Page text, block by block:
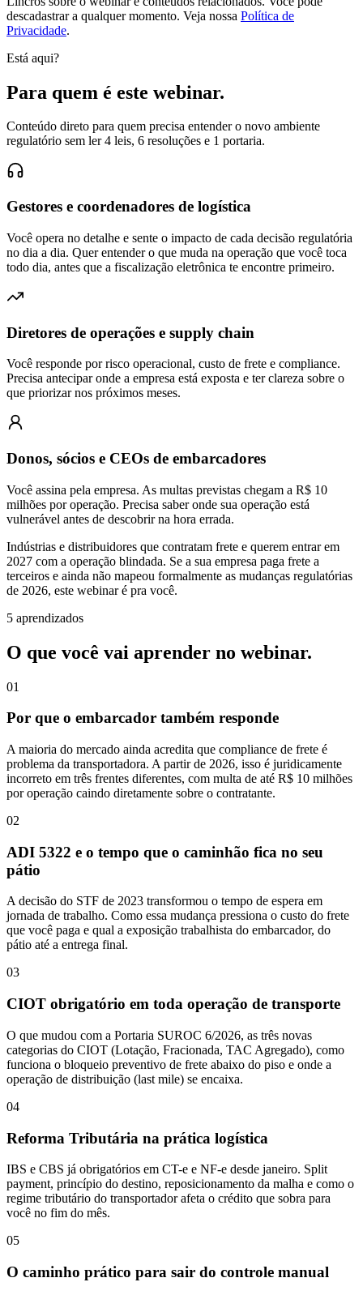
descadastrar a qualquer momento. Veja nossa Política de
Privacidade.
Está aqui?
Para quem é este webinar.
Conteúdo direto para quem precisa entender o novo ambiente
regulatório sem ler 4 leis, 6 resoluções e 1 portaria.
Gestores e coordenadores de logística
Você opera no detalhe e sente o impacto de cada decisão regulatória
no dia a dia. Quer entender o que muda na operação que você toca
todo dia, antes que a fiscalização eletrônica te encontre primeiro.
Diretores de operações e supply chain
Você responde por risco operacional, custo de frete e compliance.
Precisa antecipar onde a empresa está exposta e ter clareza sobre o
que priorizar nos próximos meses.
Donos, sócios e CEOs de embarcadores
Você assina pela empresa. As multas previstas chegam a R$ 10
milhões por operação. Precisa saber onde sua operação está
vulnerável antes de descobrir na hora errada.
Indústrias e distribuidores que contratam frete e querem entrar em
2027 com a operação blindada. Se a sua empresa paga frete a
terceiros e ainda não mapeou formalmente as mudanças regulatórias
de 2026, este webinar é pra você.
5 aprendizados
O que você vai aprender no webinar.
01
Por que o embarcador também responde
A maioria do mercado ainda acredita que compliance de frete é
problema da transportadora. A partir de 2026, isso é juridicamente
incorreto em três frentes diferentes, com multa de até R$ 10 milhões
por operação caindo diretamente sobre o contratante.
02
ADI 5322 e o tempo que o caminhão fica no seu
pátio
A decisão do STF de 2023 transformou o tempo de espera em
jornada de trabalho. Como essa mudança pressiona o custo do frete
que você paga e qual a exposição trabalhista do embarcador, do
pátio até a entrega final.
03
CIOT obrigatório em toda operação de transporte
O que mudou com a Portaria SUROC 6/2026, as três novas
categorias do CIOT (Lotação, Fracionada, TAC Agregado), como
funciona o bloqueio preventivo de frete abaixo do piso e onde a
operação de distribuição (last mile) se encaixa.
04
Reforma Tributária na prática logística
IBS e CBS já obrigatórios em CT-e e NF-e desde janeiro. Split
payment, princípio do destino, reposicionamento da malha e como o
regime tributário do transportador afeta o crédito que sobra para
você no fim do mês.
05
O caminho prático para sair do controle manual